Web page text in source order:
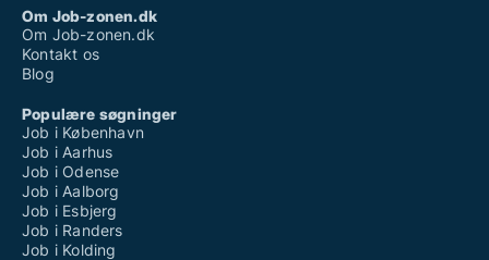
Om Job-zonen.dk
Om Job-zonen.dk
Kontakt os
Blog
Populære søgninger
Job i København
Job i Aarhus
Job i Odense
Job i Aalborg
Job i Esbjerg
Job i Randers
Job i Kolding